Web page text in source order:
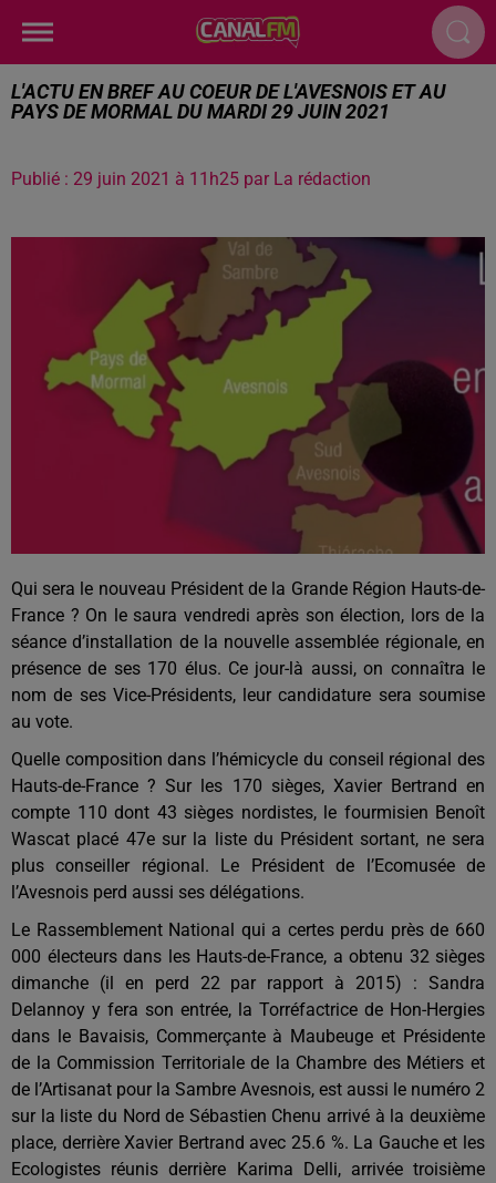
L'ACTU EN BREF AU COEUR DE L'AVESNOIS ET AU
PAYS DE MORMAL DU MARDI 29 JUIN 2021
Publié : 29 juin 2021 à 11h25 par La rédaction
Qui sera le nouveau Président de la Grande Région Hauts-de-
France ? On le saura vendredi après son élection, lors de la
séance d’installation de la nouvelle assemblée régionale, en
présence de ses 170 élus. Ce jour-là aussi, on connaîtra le
nom de ses Vice-Présidents, leur candidature sera soumise
au vote.
Quelle composition dans l’hémicycle du conseil régional des
Hauts-de-France ? Sur les 170 sièges, Xavier Bertrand en
compte 110 dont 43 sièges nordistes, le fourmisien Benoît
Wascat placé 47e sur la liste du Président sortant, ne sera
plus conseiller régional. Le Président de l’Ecomusée de
l’Avesnois perd aussi ses délégations.
Le Rassemblement National qui a certes perdu près de 660
000 électeurs dans les Hauts-de-France, a obtenu 32 sièges
dimanche (il en perd 22 par rapport à 2015) : Sandra
Delannoy y fera son entrée, la Torréfactrice de Hon-Hergies
dans le Bavaisis, Commerçante à Maubeuge et Présidente
de la Commission Territoriale de la Chambre des Métiers et
de l’Artisanat pour la Sambre Avesnois, est aussi le numéro 2
sur la liste du Nord de Sébastien Chenu arrivé à la deuxième
place, derrière Xavier Bertrand avec 25.6 %. La Gauche et les
Ecologistes réunis derrière Karima Delli, arrivée troisième